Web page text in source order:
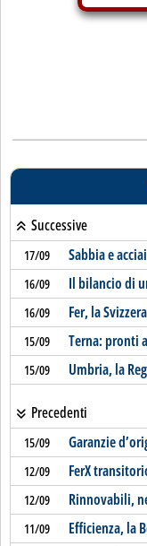
Successive
17/09 Sabbia e
16/09 Il bilancio di
16/09 Fer, la
15/09 Terna: pronti
15/09 Umbria, la
Precedenti
15/09 Garanzie
12/09 FerX
12/09 Rinnovabili,
11/09 Efficienza, la